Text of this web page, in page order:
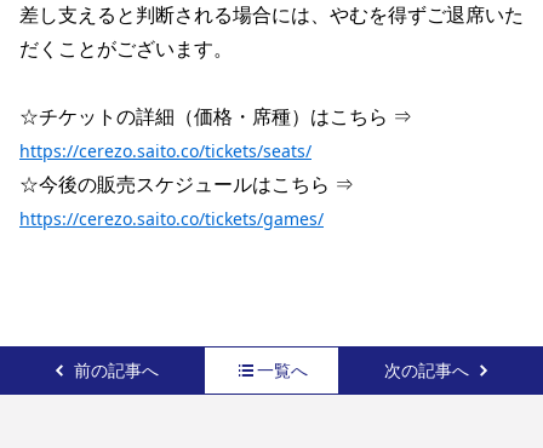
差し支えると判断される場合には、やむを得ずご退席いた
だくことがございます。
https://cerezo.saito.co/tickets/seats/
https://cerezo.saito.co/tickets/games/
前の記事へ 一覧へ 次の記事へ